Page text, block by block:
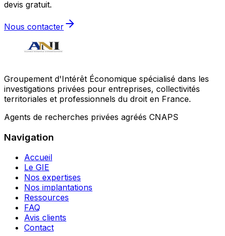
devis gratuit.
Nous contacter
Groupement d'Intérêt Économique spécialisé dans les
investigations privées pour entreprises, collectivités
territoriales et professionnels du droit en France.
Agents de recherches privées agréés CNAPS
Navigation
Accueil
Le GIE
Nos expertises
Nos implantations
Ressources
FAQ
Avis clients
Contact